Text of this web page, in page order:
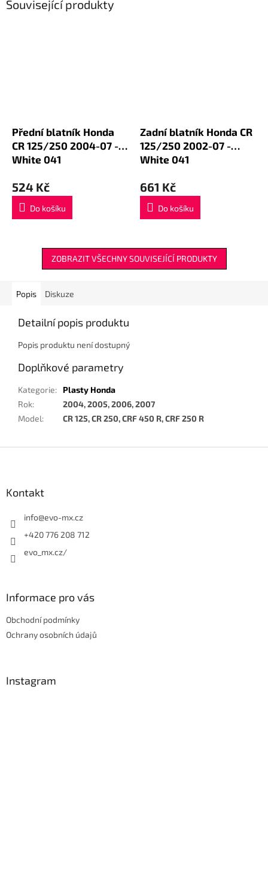
Související produkty
Přední blatník Honda
CR 125/250 2004-07 -
White 041
524 Kč
Do košíku
Zadní blatník Honda CR
125/250 2002-07 -
White 041
661 Kč
Do košíku
ZOBRAZIT VŠECHNY SOUVISEJÍCÍ PRODUKTY
Popis Diskuze
Detailní popis produktu
Popis produktu není dostupný
Doplňkové parametry
Kategorie:
Plasty Honda
Rok:
2004, 2005, 2006, 2007
Model: CR 125, CR 250, CRF 450 R, CRF 250 R
Kontakt
info@evo-mx.cz
+420 776 208 712
evo_mx.cz/
Informace pro vás
Obchodní podmínky
Ochrany osobních údajů
Instagram